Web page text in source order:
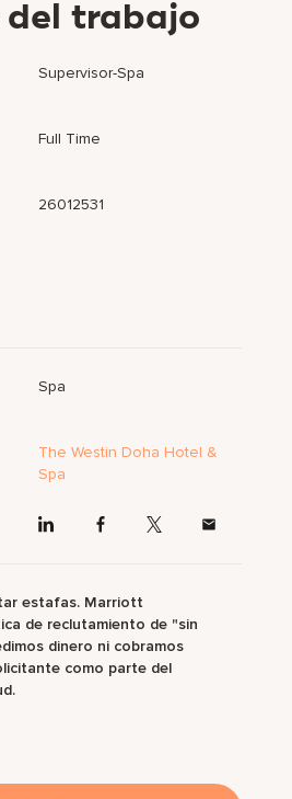
del trabajo
Supervisor-Spa
Full Time
26012531
Spa
The Westin Doha Hotel &
Spa
estafas. Marriott
de reclutamiento de "sin
dinero ni cobramos
como parte del